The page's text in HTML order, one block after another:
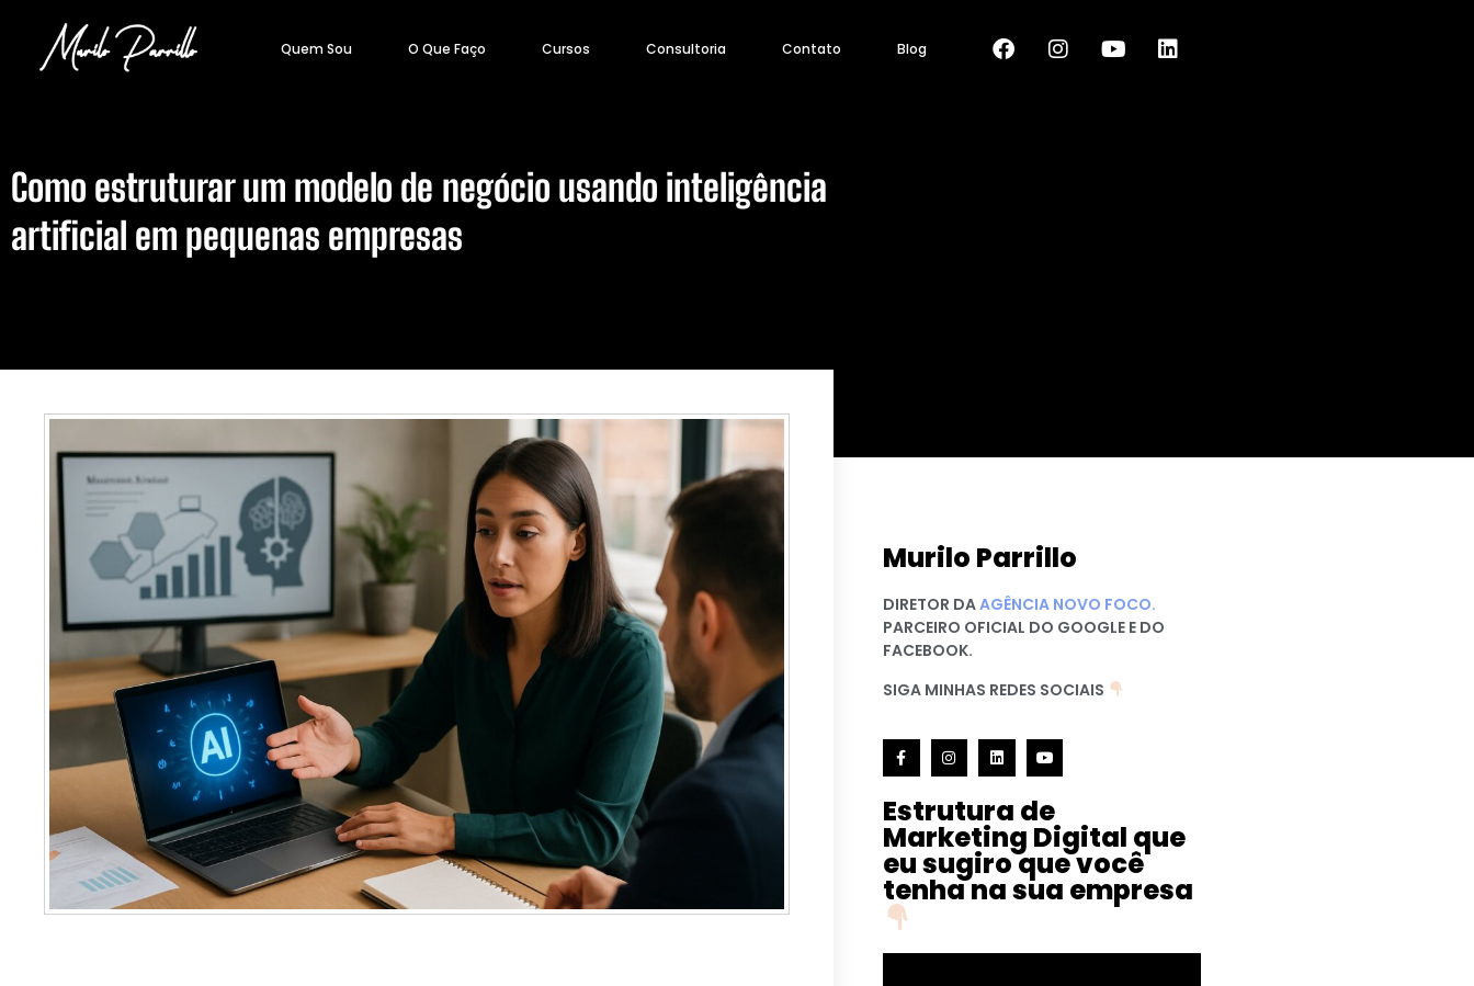
Quem Sou O Que Faço Cursos Consultoria Contato Blog
Como estruturar um modelo de negócio usando inteligência
artificial em pequenas empresas
Murilo Parrillo
DIRETOR DAAGÊNCIA NOVO FOCO.
PARCEIRO OFICIAL DO GOOGLE E DO
FACEBOOK.
SIGA MINHAS REDES SOCIAIS
Estrutura de
Marketing Digital que
eu sugiro que você
tenha na sua empresa